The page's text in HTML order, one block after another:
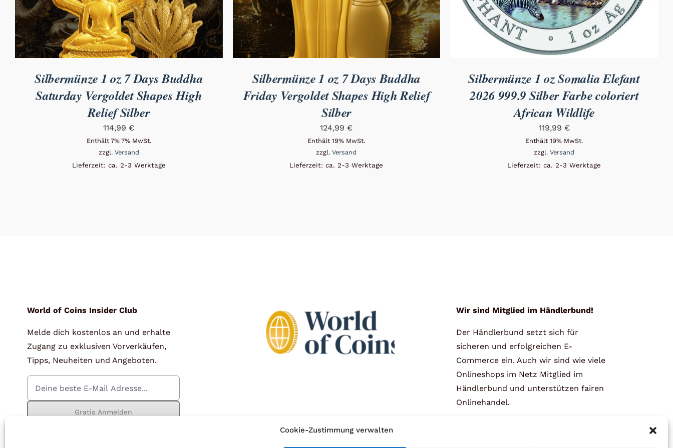
Cookie-Zustimmung verwalten
Silbermünze 1 oz 7 Days Buddha
Saturday Vergoldet Shapes High
Relief Silber
114,99 €
Enthält 7% 7% MwSt.
zzgl. Versand
Lieferzeit: ca. 2-3 Werktage
Silbermünze 1 oz 7 Days Buddha
Friday Vergoldet Shapes High Relief
Silber
124,99 €
Enthält 19% MwSt.
zzgl.Versand
Lieferzeit: ca. 2-3 Werktage
Silbermünze 1 oz Somalia Elefant
2026 999.9 Silber Farbe coloriert
African Wildlife
119,99 €
Enthält 19% MwSt.
zzgl.Versand
Lieferzeit: ca. 2-3 Werktage
World of Coins Insider Club
Melde dich kostenlos an und erhalte
Zugang zu exklusiven Vorverkäufen,
Tipps, Neuheiten und Angeboten.
Gratis Anmelden
Wir sind Mitglied im Händlerbund!
Der Händlerbund setzt sich für
sicheren und erfolgreichen E-
Commerce ein. Auch wir sind wie viele
Onlineshops im Netz Mitglied im
Händlerbund und unterstützen fairen
Onlinehandel.